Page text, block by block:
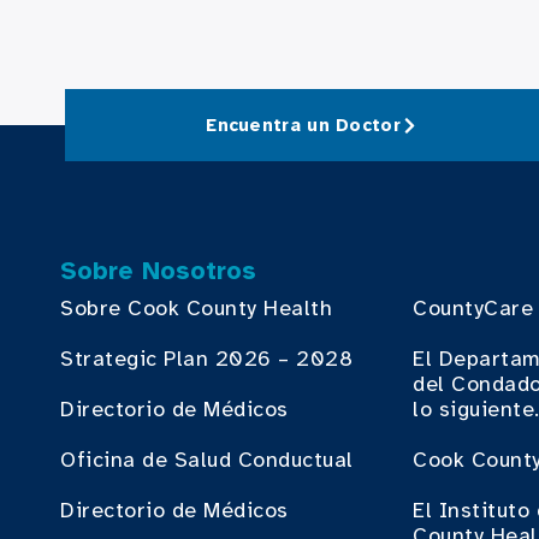
Encuentra un Doctor
Sobre Nosotros
Sobre Cook County Health
Strategic Plan 2026 – 2028
Directorio de Médicos
Oficina de Salud Conductual
Directorio de Médicos
CountyCare
El
del
lo siguiente.
Cook
El Instituto